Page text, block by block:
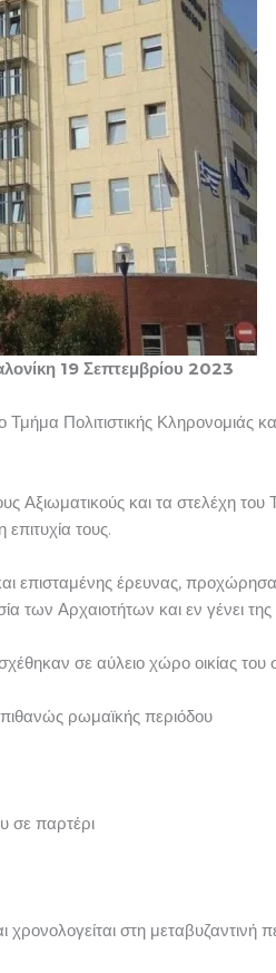
Σεπτεμβρίου 2023
Πολιτιστικής Κληρονομιάς
και τα στελέχη του
τους.
επισταμένης έρευνας,
Αρχαιοτήτων και εν γένει της
σε αύλειο χώρο οικίας του
ρωμαϊκής περιόδου
σε παρτέρι
στη μεταβυζαντινή